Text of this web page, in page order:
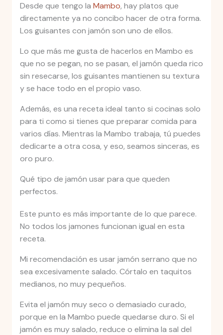
Desde que tengo la Mambo, hay platos que
directamente ya no concibo hacer de otra forma.
Los guisantes con jamón son uno de ellos.
Lo que más me gusta de hacerlos en Mambo es
que no se pegan, no se pasan, el jamón queda rico
sin resecarse, los guisantes mantienen su textura
y se hace todo en el propio vaso.
Además, es una receta ideal tanto si cocinas solo
para ti como si tienes que preparar comida para
varios días. Mientras la Mambo trabaja, tú puedes
dedicarte a otra cosa, y eso, seamos sinceras, es
oro puro.
Qué tipo de jamón usar para que queden
perfectos.
Este punto es más importante de lo que parece.
No todos los jamones funcionan igual en esta
receta.
Mi recomendación es usar jamón serrano que no
sea excesivamente salado. Córtalo en taquitos
medianos, no muy pequeños.
Evita el jamón muy seco o demasiado curado,
porque en la Mambo puede quedarse duro. Si el
jamón es muy salado, reduce o elimina la sal del